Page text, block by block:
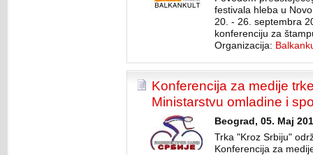
festivala hleba u
20. - 26. septembra
konferenciju za
Organizacija:
Konferencija za medije
Ministarstvu omladine i
Beograd, 05. Maj
Trka "Kroz Srbiju"
Konferencija za